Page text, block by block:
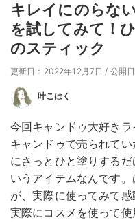
キレイにのらな
を試してみて！
のスティック
更新日：2022年12月7日 / 公開
叶こはく
今回キャンドゥ大好き
キャンドゥで売られて
にさっとひと塗りする
いうアイテムなんです
が、実際に使ってみて
実際にコスメを使って